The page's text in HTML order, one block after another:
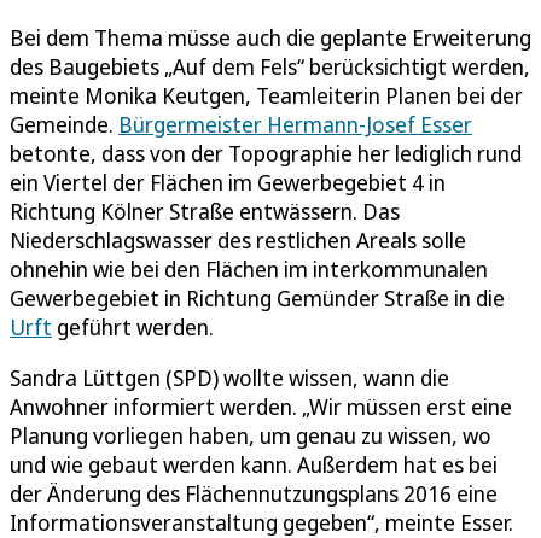
Bei dem Thema müsse auch die geplante Erweiterung
des Baugebiets „Auf dem Fels“ berücksichtigt werden,
meinte Monika Keutgen, Teamleiterin Planen bei der
Gemeinde. Bürgermeister Hermann-Josef Esser
betonte, dass von der Topographie her lediglich rund
ein Viertel der Flächen im Gewerbegebiet 4 in
Richtung Kölner Straße entwässern. Das
Niederschlagswasser des restlichen Areals solle
ohnehin wie bei den Flächen im interkommunalen
Gewerbegebiet in Richtung Gemünder Straße in die
Urft geführt werden.
Sandra Lüttgen (SPD) wollte wissen, wann die
Anwohner informiert werden. „Wir müssen erst eine
Planung vorliegen haben, um genau zu wissen, wo
und wie gebaut werden kann. Außerdem hat es bei
der Änderung des Flächennutzungsplans 2016 eine
Informationsveranstaltung gegeben“, meinte Esser.